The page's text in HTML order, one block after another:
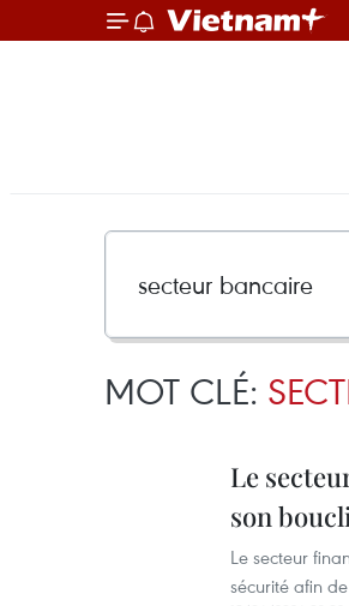
MOT CLÉ:
Le
son
Le secteur
sécurité afin